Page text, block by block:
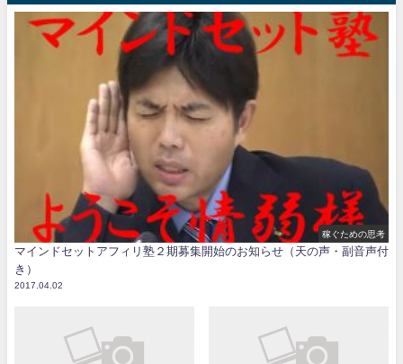
稼ぐための思考
マインドセットアフィリ塾２期募集開始のお知らせ（天の声・副音声付
き）
2017.04.02